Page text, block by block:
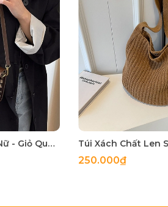
Túi Đeo Vai Chất Dạ Nữ - Giỏ Quai Xách Đeo Chéo Mona - tt231118
250.000₫